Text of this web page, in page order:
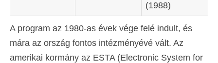
(1988)
A program az 1980-as évek vége felé indult, és
mára az ország fontos intézményévé vált. Az
amerikai kormány az ESTA (Electronic System for